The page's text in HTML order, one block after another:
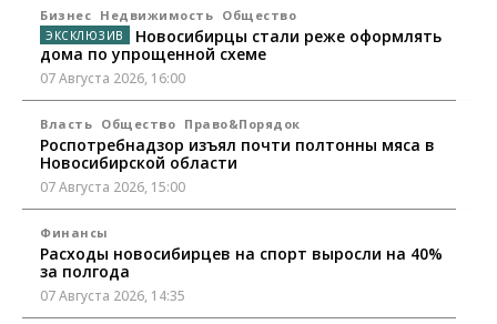
Бизнес Недвижимость Общество
Новосибирцы стали реже оформлять
дома по упрощенной схеме
07 Августа 2026, 16:00
Власть Общество Право&Порядок
Роспотребнадзор изъял почти полтонны мяса в
Новосибирской области
07 Августа 2026, 15:00
Финансы
Расходы новосибирцев на спорт выросли на 40%
за полгода
07 Августа 2026, 14:35